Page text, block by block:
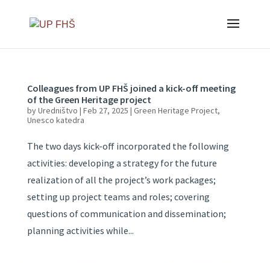
Colleagues from UP FHŠ joined a kick-off meeting
of the Green Heritage project
byUredništvo | Feb 27, 2025 | Green Heritage Project,
Unesco katedra
The two days kick-off incorporated the following
activities: developing a strategy for the future
realization of all the project’s work packages;
setting up project teams and roles; covering
questions of communication and dissemination;
planning activities while...